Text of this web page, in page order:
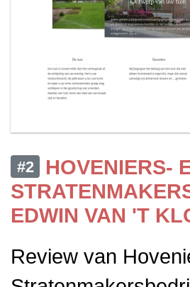
#2
HOVENIERS-
EDWIN VAN 'T
Review van